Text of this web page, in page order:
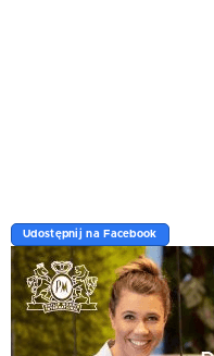
Udostępnij na Facebook